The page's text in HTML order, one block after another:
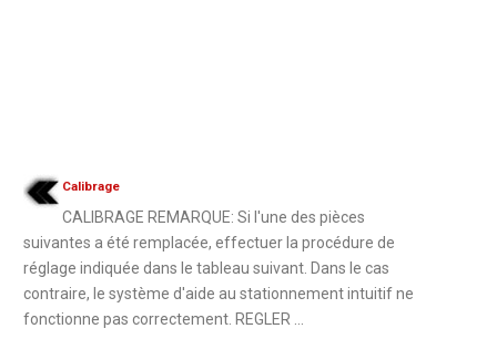
Calibrage
CALIBRAGE REMARQUE: Si l'une des pièces
suivantes a été remplacée, effectuer la procédure de
réglage indiquée dans le tableau suivant. Dans le cas
contraire, le système d'aide au stationnement intuitif ne
fonctionne pas correctement. REGLER ...